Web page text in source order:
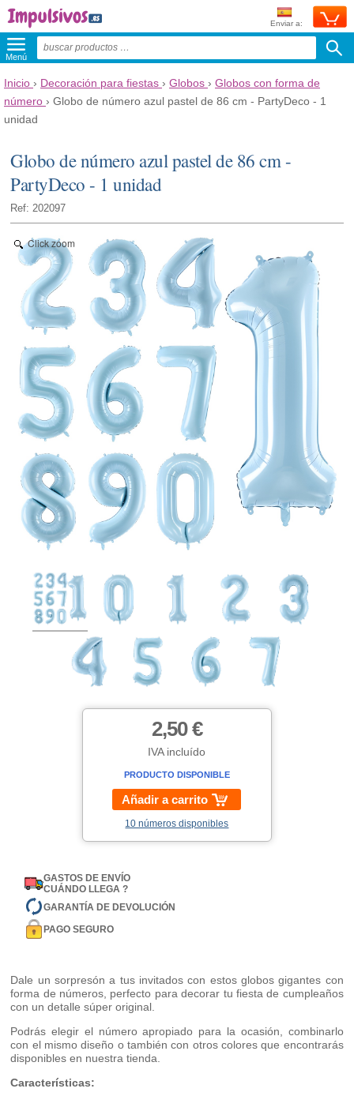
Enviar a:
Menú
Inicio › Decoración para fiestas › Globos › Globos con forma de
número › Globo de número azul pastel de 86 cm - PartyDeco - 1
unidad
Globo de número azul pastel de 86 cm -
PartyDeco - 1 unidad
Ref: 202097
Click zoom
2,50 €
IVA incluído
PRODUCTO DISPONIBLE
Añadir a carrito
10 números disponibles
GASTOS DE ENVÍO
CUÁNDO LLEGA ?
GARANTÍA DE DEVOLUCIÓN
PAGO SEGURO
Dale un sorpresón a tus invitados con estos globos gigantes con
forma de números, perfecto para decorar tu fiesta de cumpleaños
con un detalle súper original.
Podrás elegir el número apropiado para la ocasión, combinarlo
con el mismo diseño o también con otros colores que encontrarás
disponibles en nuestra tienda.
Características: